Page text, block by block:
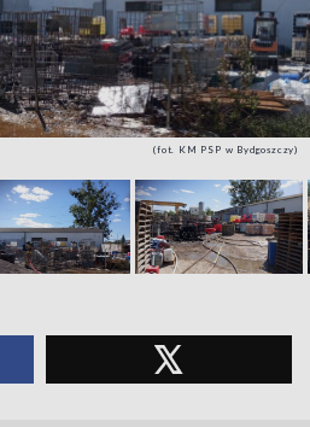
(fot. KM PSP w Bydgoszczy)